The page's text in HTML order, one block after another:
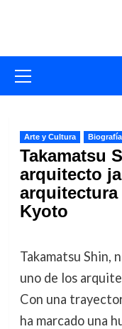
primario
Arte y Cultura
Takamatsu
arquitecto
arquitectura
Kyoto
Takamatsu Shin,
uno de los
Con una
ha marcado una